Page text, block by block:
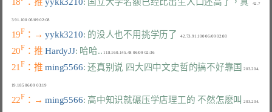
   42.7
19F ：→ yykk3210: 的没人也不用挑学历了
20F ：推 HardyJJ: 哈哈.. 118.160.145.48 06/09 02:36
21F ：推 ming5566: 还真别说 四大四中文史哲的搞不好靠国 203.204.
19.185 06/09 03:19
22F ：→ ming5566: 高中知识就碾压学店理工的 不然怎麽叫 203.204.